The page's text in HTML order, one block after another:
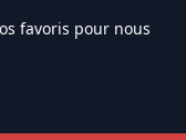
favoris pour nous